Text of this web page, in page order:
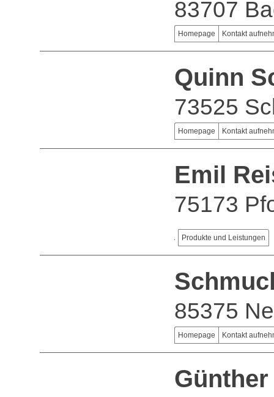
83707
Homepage Kontakt
Quinn
73525
Homepage Kontakt
Emil
75173
Produkte und Leistungen
85375
Homepage Kontakt
Günther